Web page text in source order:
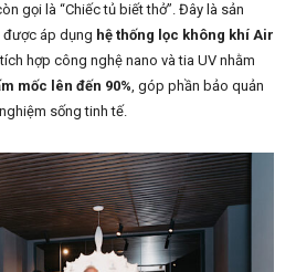
gọi là “Chiếc tủ biết thở”. Đây là sản
được áp dụng hệ thống lọc không khí Air
hợp công nghệ nano và tia UV nhằm
mốc lên đến 90%, góp phần bảo quản
sống tinh tế.